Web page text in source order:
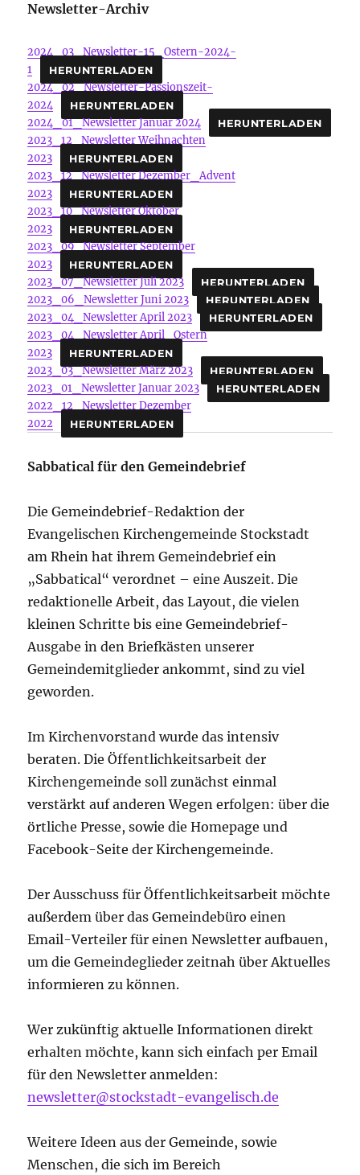
Newsletter-Archiv
2024_03_Newsletter-15_Ostern-2024-
1
HERUNTERLADEN
2024_02_Newsletter-Passionszeit-
2024
HERUNTERLADEN
2024_01_Newsletter Januar 2024 HERUNTERLADEN
2023_12_Newsletter Weihnachten
2023
HERUNTERLADEN
2023_12_Newsletter Dezember_Advent
2023
HERUNTERLADEN
2023_10_Newsletter Oktober
2023
HERUNTERLADEN
2023_09_Newsletter September
2023
HERUNTERLADEN
2023_07_Newsletter Juli 2023 HERUNTERLADEN
2023_06_Newsletter Juni 2023 HERUNTERLADEN
2023_04_Newsletter April 2023 HERUNTERLADEN
2023_04_Newsletter April_Ostern
2023
HERUNTERLADEN
2023_03_Newsletter März 2023 HERUNTERLADEN
2023_01_Newsletter Januar 2023 HERUNTERLADEN
2022_12_Newsletter Dezember
2022
HERUNTERLADEN
Sabbatical für den Gemeindebrief
Die Gemeindebrief-Redaktion der
Evangelischen Kirchengemeinde Stockstadt
am Rhein hat ihrem Gemeindebrief ein
„Sabbatical“ verordnet – eine Auszeit. Die
redaktionelle Arbeit, das Layout, die vielen
kleinen Schritte bis eine Gemeindebrief-
Ausgabe in den Briefkästen unserer
Gemeindemitglieder ankommt, sind zu viel
geworden.
Im Kirchenvorstand wurde das intensiv
beraten. Die Öffentlichkeitsarbeit der
Kirchengemeinde soll zunächst einmal
verstärkt auf anderen Wegen erfolgen: über die
örtliche Presse, sowie die Homepage und
Facebook-Seite der Kirchengemeinde.
Der Ausschuss für Öffentlichkeitsarbeit möchte
außerdem über das Gemeindebüro einen
Email-Verteiler für einen Newsletter aufbauen,
um die Gemeindeglieder zeitnah über Aktuelles
informieren zu können.
Wer zukünftig aktuelle Informationen direkt
erhalten möchte, kann sich einfach per Email
für den Newsletter anmelden:
newsletter@stockstadt-evangelisch.de
Weitere Ideen aus der Gemeinde, sowie
Menschen, die sich im Bereich